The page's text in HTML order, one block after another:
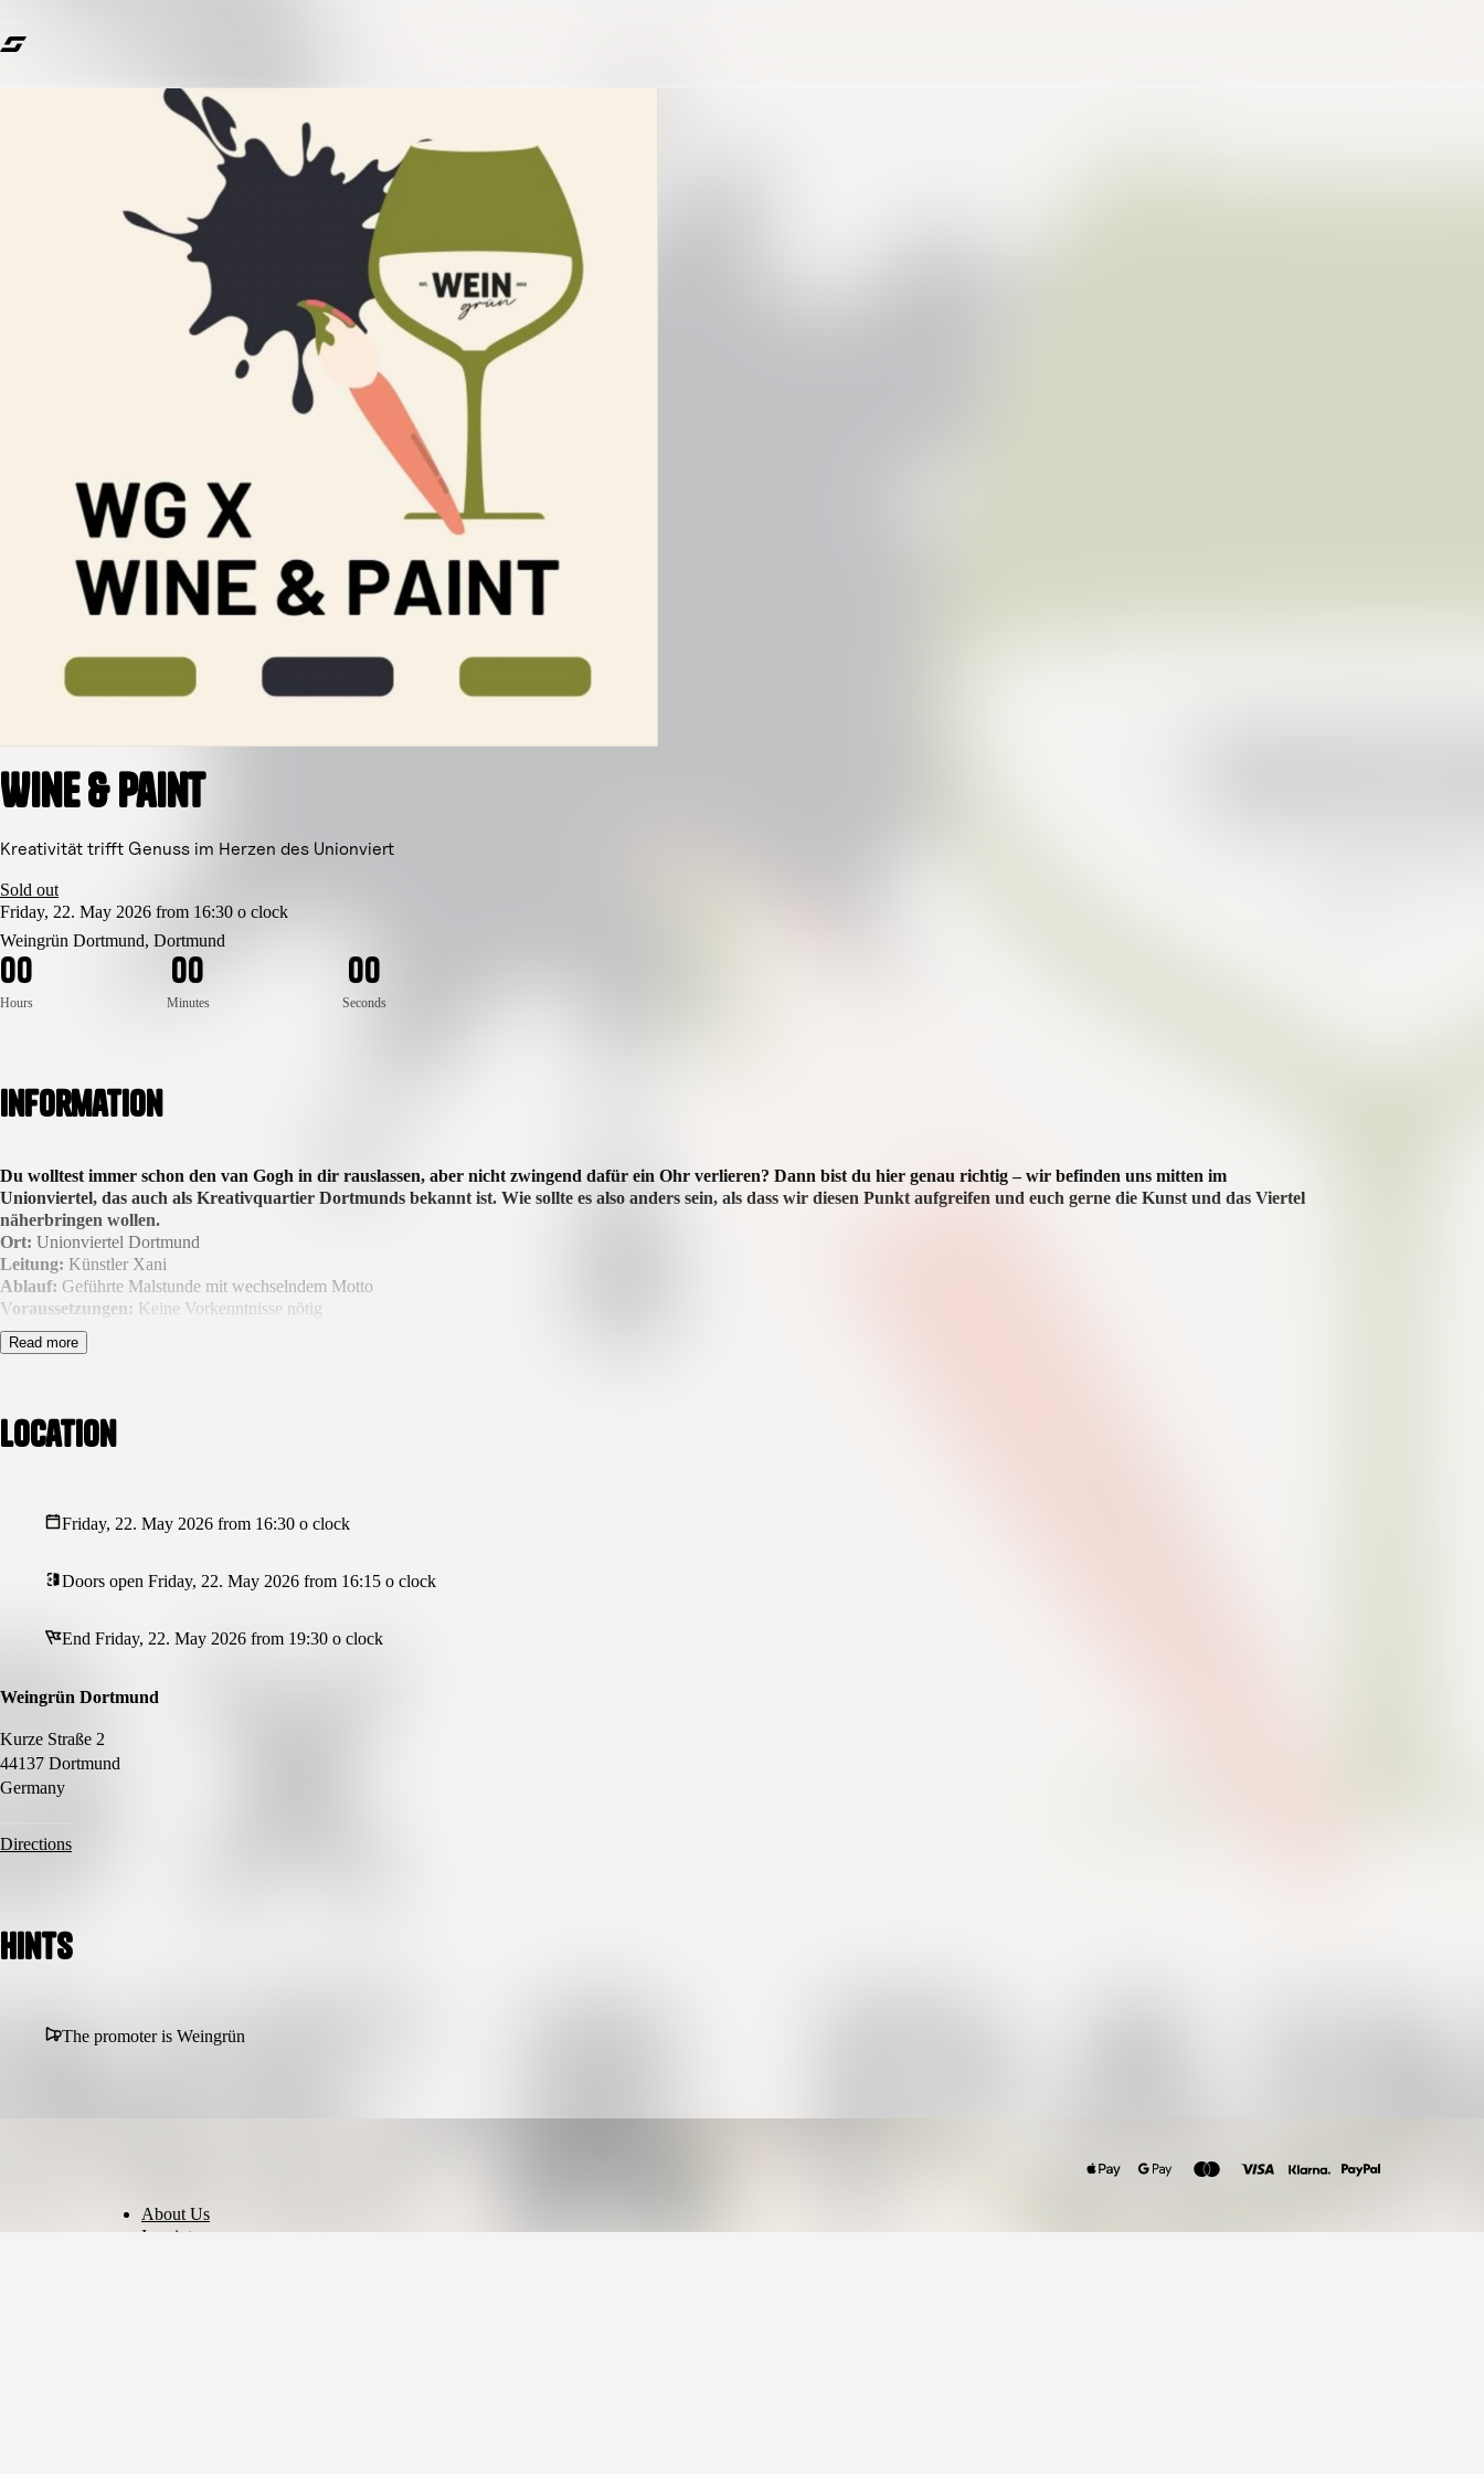
Wine & Paint
Kreativität trifft Genuss im Herzen des Unionviert
Sold out
Friday, 22. May 2026 from 16:30 o clock
Weingrün Dortmund, Dortmund
00
Hours
00
Minutes
00
Seconds
Information
Du wolltest immer schon den van Gogh in dir rauslassen, aber nicht zwingend dafür ein Ohr verlieren? Dann bist du hier genau richtig – wir befinden uns mitten im
Unionviertel, das auch als Kreativquartier Dortmunds bekannt ist. Wie sollte es also anders sein, als dass wir diesen Punkt aufgreifen und euch gerne die Kunst und das Viertel
näherbringen wollen.
Ort: Unionviertel Dortmund
Leitung: Künstler Xani
Ablauf: Geführte Malstunde mit wechselndem Motto
Voraussetzungen: Keine Vorkenntnisse nötig
Wine & Paint in Dortmund ist das perfekte Event für alle, die Kunst erleben und dabei genießen möchten. Im Unionviertel, dem Kreativquartier Dortmunds, führt euch der Künstler Xani
rundum entspannten Erlebnis.
Read more
Location
Friday, 22. May 2026 from 16:30 o clock
Doors open Friday, 22. May 2026 from 16:15 o clock
End Friday, 22. May 2026 from 19:30 o clock
Weingrün Dortmund
Kurze Straße 2
44137 Dortmund
Germany
Directions
Hints
The promoter is Weingrün
About Us
Imprint